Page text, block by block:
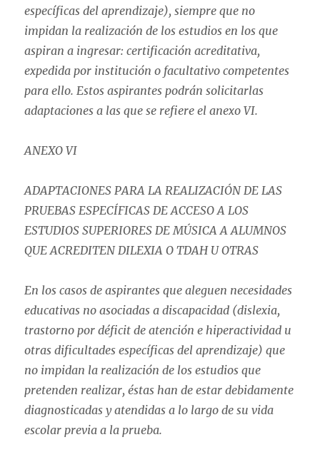
específicas del aprendizaje), siempre que no
impidan la realización de los estudios en los que
aspiran a ingresar: certificación acreditativa,
expedida por institución o facultativo competentes
para ello. Estos aspirantes podrán solicitarlas
adaptaciones a las que se refiere el anexo VI.
ANEXO VI
ADAPTACIONES PARA LA REALIZACIÓN DE LAS
PRUEBAS ESPECÍFICAS DE ACCESO A LOS
ESTUDIOS SUPERIORES DE MÚSICA A ALUMNOS
QUE ACREDITEN DILEXIA O TDAH U OTRAS
En los casos de aspirantes que aleguen necesidades
educativas no asociadas a discapacidad (dislexia,
trastorno por déficit de atención e hiperactividad u
otras dificultades específicas del aprendizaje) que
no impidan la realización de los estudios que
pretenden realizar, éstas han de estar debidamente
diagnosticadas y atendidas a lo largo de su vida
escolar previa a la prueba.